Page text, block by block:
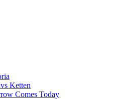
Ketten
Comes Today